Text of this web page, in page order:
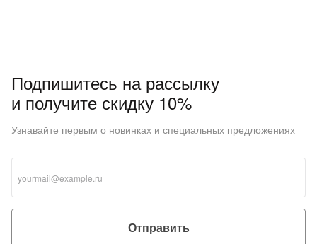
Подпишитесь на рассылку
и получите скидку 10%
Узнавайте первым о новинках и специальных предложениях
Отправить